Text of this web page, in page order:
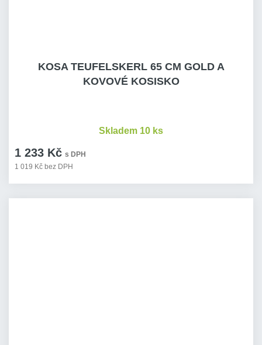
KOSA TEUFELSKERL 65 CM GOLD A
KOVOVÉ KOSISKO
1 233 Kč s DPH
1 019 Kč bez DPH
Skladem 10 ks